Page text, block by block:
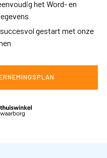
het Word- en
gestart met onze